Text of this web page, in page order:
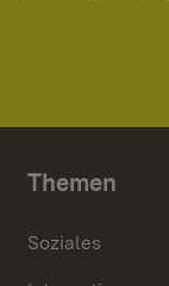
Themen
Soziales